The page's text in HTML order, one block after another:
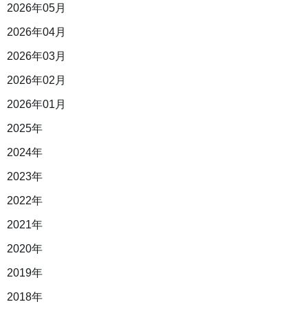
2026年05月
2026年04月
2026年03月
2026年02月
2026年01月
2025年
2024年
2023年
2022年
2021年
2020年
2019年
2018年